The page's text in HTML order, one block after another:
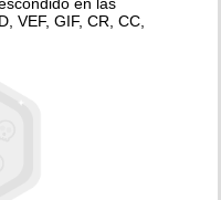
VEF, GIF, CR, CC,